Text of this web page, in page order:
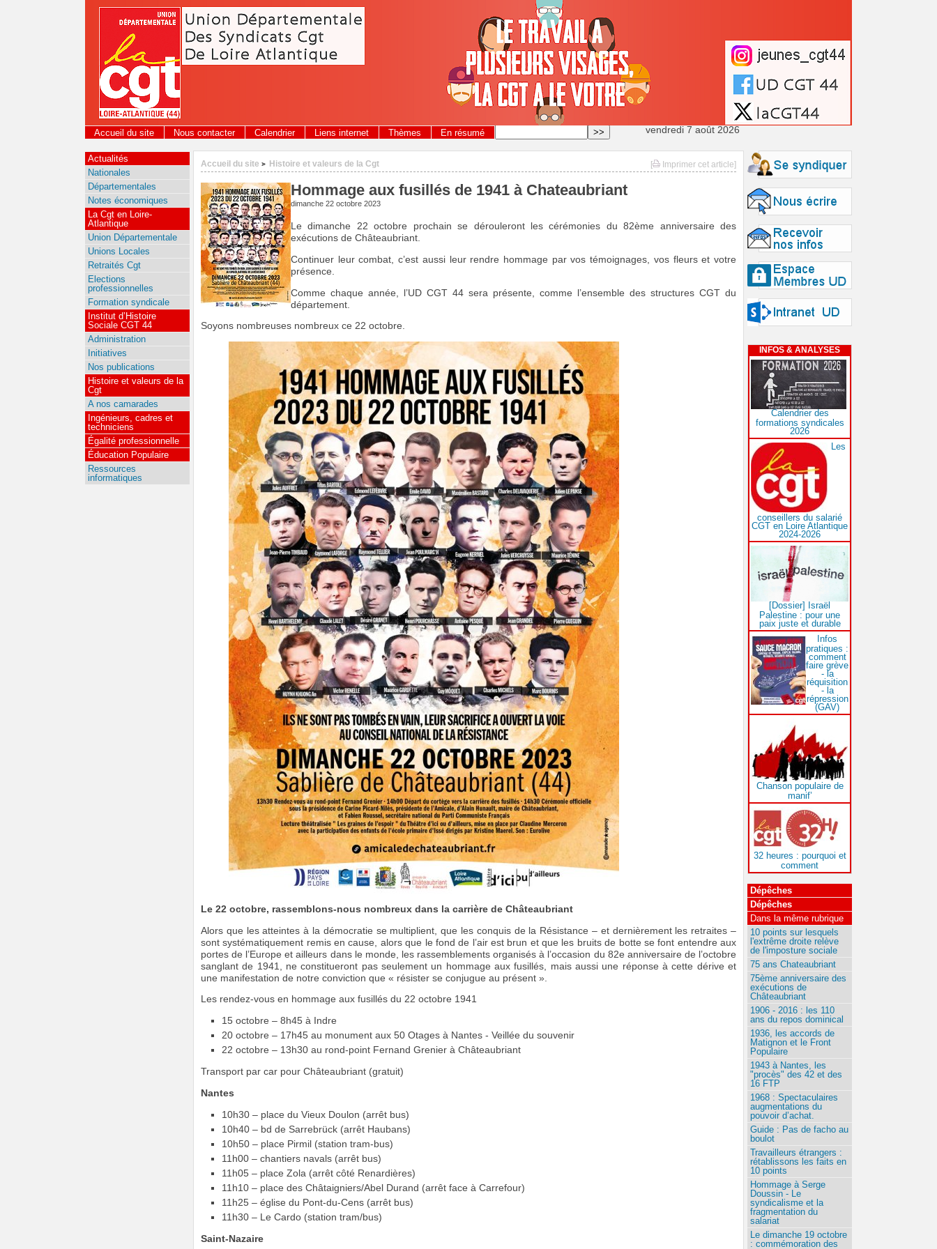
Panneau de gestion des cookies
Accueil du site Nous contacter Calendrier Liens internet Thèmes En résumé vendredi 7 août 2026
[ Imprimer cet article]
Accueil du site > Histoire et valeurs de la Cgt
Hommage aux fusillés de 1941 à Chateaubriant
dimanche 22 octobre 2023
Le dimanche 22 octobre prochain se dérouleront les cérémonies du 82ème anniversaire des
exécutions de Châteaubriant.
Continuer leur combat, c’est aussi leur rendre hommage par vos témoignages, vos fleurs et votre
présence.
Comme chaque année, l’UD CGT 44 sera présente, comme l’ensemble des structures CGT du
département.
Soyons nombreuses nombreux ce 22 octobre.
Le 22 octobre, rassemblons-nous nombreux dans la carrière de Châteaubriant
Alors que les atteintes à la démocratie se multiplient, que les conquis de la Résistance – et dernièrement les retraites –
sont systématiquement remis en cause, alors que le fond de l’air est brun et que les bruits de botte se font entendre aux
portes de l’Europe et ailleurs dans le monde, les rassemblements organisés à l’occasion du 82e anniversaire de l’octobre
sanglant de 1941, ne constitueront pas seulement un hommage aux fusillés, mais aussi une réponse à cette dérive et
une manifestation de notre conviction que « résister se conjugue au présent ».
Les rendez-vous en hommage aux fusillés du 22 octobre 1941
15 octobre – 8h45 à Indre
20 octobre – 17h45 au monument aux 50 Otages à Nantes - Veillée du souvenir
22 octobre – 13h30 au rond-point Fernand Grenier à Châteaubriant
Transport par car pour Châteaubriant (gratuit)
Nantes
10h30 – place du Vieux Doulon (arrêt bus)
10h40 – bd de Sarrebrück (arrêt Haubans)
10h50 – place Pirmil (station tram-bus)
11h00 – chantiers navals (arrêt bus)
11h05 – place Zola (arrêt côté Renardières)
11h10 – place des Châtaigniers/Abel Durand (arrêt face à Carrefour)
11h25 – église du Pont-du-Cens (arrêt bus)
11h30 – Le Cardo (station tram/bus)
Saint-Nazaire
INFOS & ANALYSES
Calendrier des
formations syndicales
2026
Les
conseillers du salarié
CGT en Loire Atlantique
2024-2026
[Dossier] Israël
Palestine : pour une
paix juste et durable
Infos
pratiques :
comment
faire grève
- la
réquisition
- la
répression
(GAV)
Chanson populaire de
manif’
32 heures : pourquoi et
comment
Dépêches
Dépêches
Dans la même rubrique
10 points sur lesquels
l'extrême droite relève
de l'imposture sociale
75 ans Chateaubriant
75ème anniversaire des
exécutions de
Châteaubriant
1906 - 2016 : les 110
ans du repos dominical
1936, les accords de
Matignon et le Front
Populaire
1943 à Nantes, les
"procès" des 42 et des
16 FTP
1968 : Spectaculaires
augmentations du
pouvoir d’achat.
Guide : Pas de facho au
boulot
Travailleurs étrangers :
rétablissons les faits en
10 points
Hommage à Serge
Doussin - Le
syndicalisme et la
fragmentation du
salariat
Le dimanche 19 octobre
: commémoration des
Actualités
Nationales
Départementales
Notes économiques
La Cgt en Loire-
Atlantique
Union Départementale
Unions Locales
Retraités Cgt
Elections
professionnelles
Formation syndicale
Institut d’Histoire
Sociale CGT 44
Administration
Initiatives
Nos publications
Histoire et valeurs de la
Cgt
A nos camarades
Ingénieurs, cadres et
techniciens
Égalité professionnelle
Éducation Populaire
Ressources
informatiques